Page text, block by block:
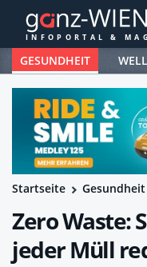
GESUNDHEIT
Startseite Gesundheit
Zero Waste:
jeder Müll